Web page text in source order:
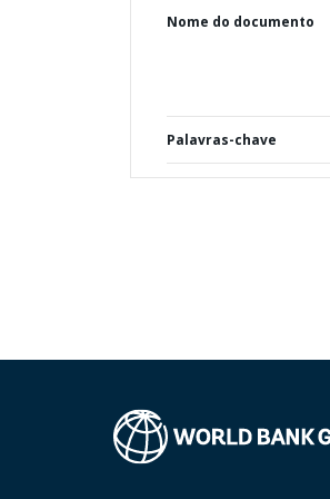
Nome do documento
Palavras-chave